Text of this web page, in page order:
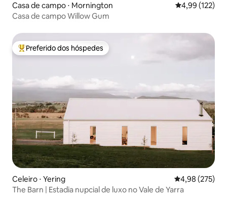
Casa de campo ⋅ Mornington 4,99 de uma
4,99 (122)
Casa de campo Willow Gum
Entre os melhores preferidos dos hóspedes
Preferido dos hóspedes
Celeiro ⋅ Yering 4,98 de uma
4,98 (275)
The Barn | Estadia nupcial de luxo no Vale de Yarra